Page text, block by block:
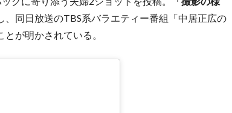
、同日放送のTBS系バラエティー番組「中居正広の
が明かされている。